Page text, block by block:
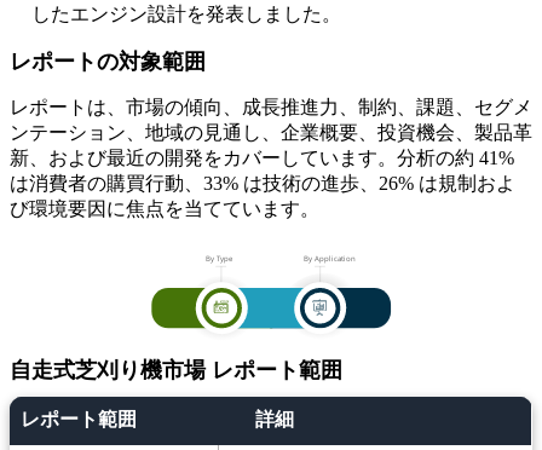
したエンジン設計を発表しました。
レポートの対象範囲
レポートは、市場の傾向、成長推進力、制約、課題、セグメ
ンテーション、地域の見通し、企業概要、投資機会、製品革
新、および最近の開発をカバーしています。分析の約 41%
は消費者の購買行動、33% は技術の進歩、26% は規制およ
び環境要因に焦点を当てています。
自走式芝刈り機市場 レポート範囲
レポート範囲 詳細